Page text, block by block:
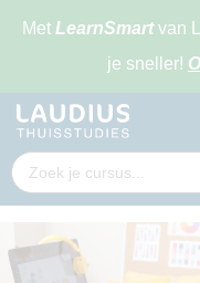
Met LearnSmartvan
je sneller!